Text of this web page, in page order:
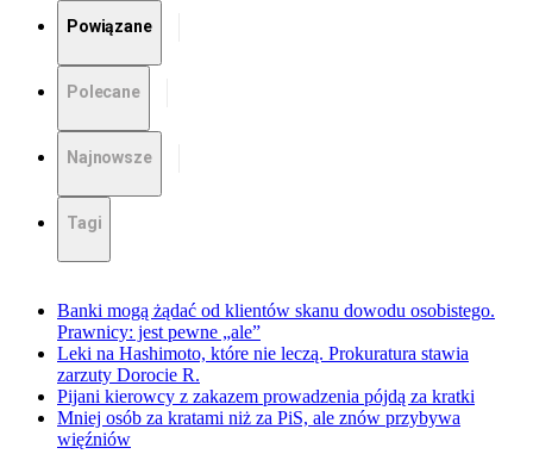
Powiązane
Polecane
Najnowsze
Tagi
Banki mogą żądać od klientów skanu dowodu osobistego.
Prawnicy: jest pewne „ale”
Leki na Hashimoto, które nie leczą. Prokuratura stawia
zarzuty Dorocie R.
Pijani kierowcy z zakazem prowadzenia pójdą za kratki
Mniej osób za kratami niż za PiS, ale znów przybywa
więźniów